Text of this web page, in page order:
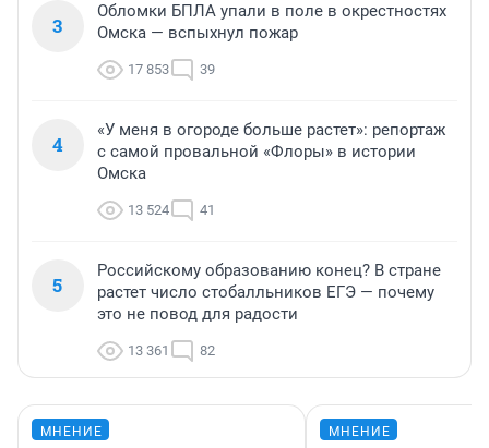
3
Обломки БПЛА упали в поле в окрестностях
Омска — вспыхнул пожар
17 853 39
4
«У меня в огороде больше растет»: репортаж
с самой провальной «Флоры» в истории
Омска
13 524 41
5
Российскому образованию конец? В стране
растет число стобалльников ЕГЭ — почему
это не повод для радости
13 361 82
МНЕНИЕ МНЕНИЕ